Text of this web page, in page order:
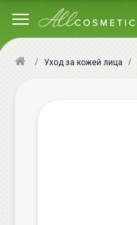
Уход за кожей лица